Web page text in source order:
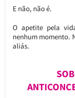
E não, não é.
O apetite pela
nenhum momento.
aliás.